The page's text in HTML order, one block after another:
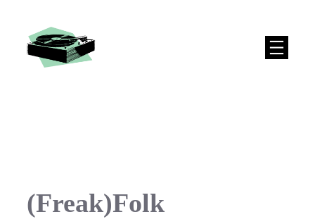
(Freak)Folk